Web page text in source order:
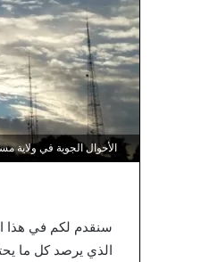
الأحوال الجوية في ولاية
سنقدم لكم في هذا المقال
الذي يرصد كل ما